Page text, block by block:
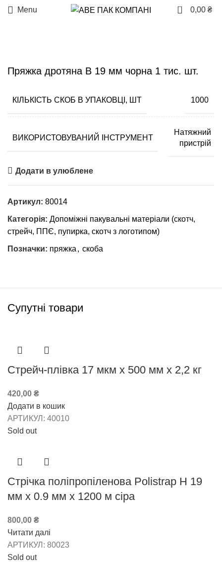
Menu 0 0,00 ₴
Пряжка дротяна B 19 мм чорна 1 тис. шт.
КІЛЬКІСТЬ СКОБ В УПАКОВЦІ, ШТ 1000
ВИКОРИСТОВУВАНИЙ ІНСТРУМЕНТ
Натяжний
пристрій
Додати в улюблене
Артикул: 80014
Категорія: Допоміжні пакувальні матеріали (скотч,
стрейч, ППЄ, пупирка, скотч з логотипом)
Позначки: пряжка , скоба
Супутні товари
Стрейч-плівка 17 мкм х 500 мм х 2,2 кг
420,00 ₴
Додати в кошик
АРТИКУЛ: 40010
Sold out
Стрічка поліпропіленова Polistrap H 19
мм х 0.9 мм х 1200 м сіра
800,00 ₴
Читати далі
АРТИКУЛ: 80023
Sold out